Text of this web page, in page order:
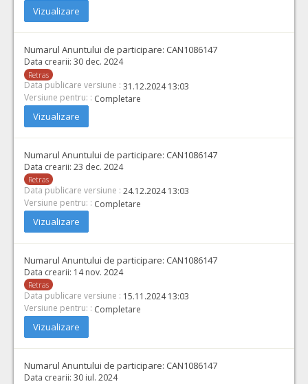
Vizualizare
Numarul Anuntului de participare: CAN1086147
Data crearii: 30 dec. 2024
Retras
Data publicare versiune : 31.12.2024 13:03
Versiune pentru: : Completare
Vizualizare
Numarul Anuntului de participare: CAN1086147
Data crearii: 23 dec. 2024
Retras
Data publicare versiune : 24.12.2024 13:03
Versiune pentru: : Completare
Vizualizare
Numarul Anuntului de participare: CAN1086147
Data crearii: 14 nov. 2024
Retras
Data publicare versiune : 15.11.2024 13:03
Versiune pentru: : Completare
Vizualizare
Numarul Anuntului de participare: CAN1086147
Data crearii: 30 iul. 2024